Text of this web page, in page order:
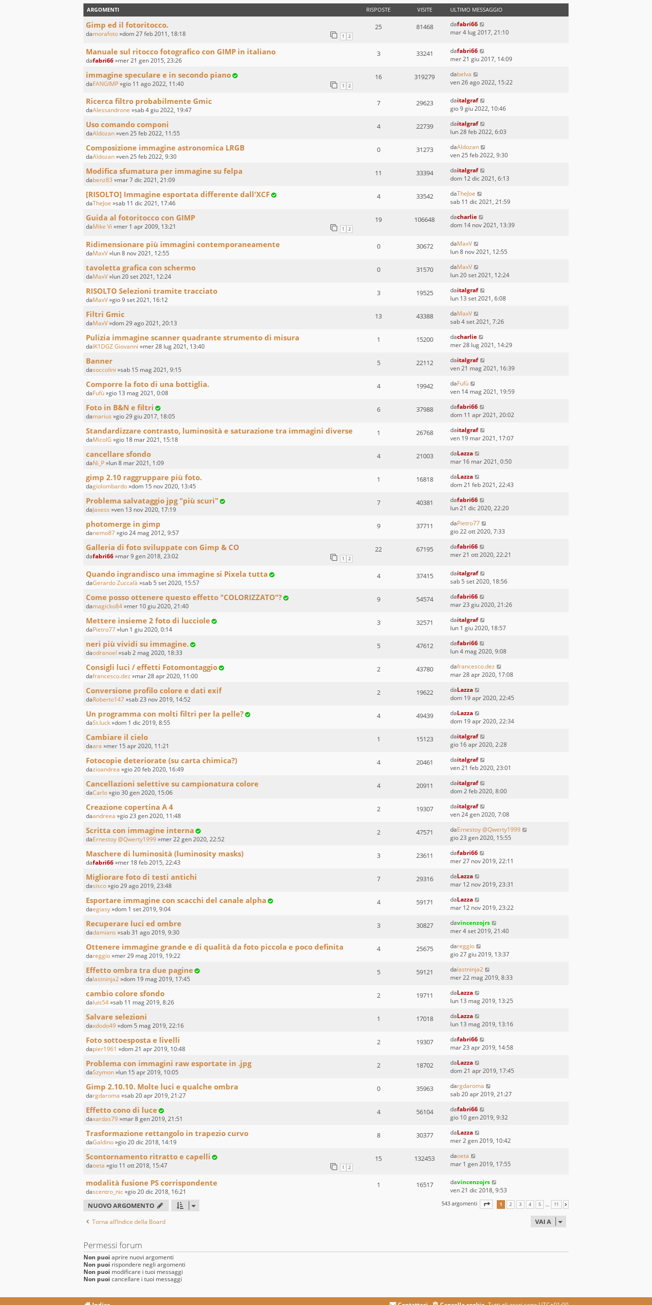
ARGOMENTI RISPOSTE VISITE ULTIMO MESSAGGIO
Gimp ed il fotoritocco.
damorafoto»dom 27 feb 2011, 18:18 1 2
25 81468 dafabri66
mar 4 lug 2017, 21:10
Manuale sul ritocco fotografico con GIMP in italiano
dafabri66»mer 21 gen 2015, 23:26
3 33241 dafabri66
mer 21 giu 2017, 14:09
immagine speculare e in secondo piano
daFANGIMP»gio 11 ago 2022, 11:40 1 2
16 319279 dabelva
ven 26 ago 2022, 15:22
Ricerca filtro probabilmente Gmic
daAlessandrone »sab 4 giu 2022, 19:47
7 29623 daitalgraf
gio 9 giu 2022, 10:46
Uso comando componi
daAldozan»ven 25 feb 2022, 11:55
4 22739 daitalgraf
lun 28 feb 2022, 6:03
Composizione immagine astronomica LRGB
daAldozan»ven 25 feb 2022, 9:30
0 31273 daAldozan
ven 25 feb 2022, 9:30
Modifica sfumatura per immagine su felpa
dabenz83 »mar 7 dic 2021, 21:09
11 33394 daitalgraf
dom 12 dic 2021, 6:13
[RISOLTO] Immagine esportata differente dall'XCF
daTheJoe »sab 11 dic 2021, 17:46
4 33542 daTheJoe
sab 11 dic 2021, 21:59
Guida al fotoritocco con GIMP
daMike Vi »mer 1 apr 2009, 13:21 1 2
19 106648 dacharlie
dom 14 nov 2021, 13:39
Ridimensionare più immagini contemporaneamente
daMaxV»lun 8 nov 2021, 12:55
0 30672 daMaxV
lun 8 nov 2021, 12:55
tavoletta grafica con schermo
daMaxV»lun 20 set 2021, 12:24
0 31570 daMaxV
lun 20 set 2021, 12:24
RISOLTO Selezioni tramite tracciato
daMaxV»gio 9 set 2021, 16:12
3 19525 daitalgraf
lun 13 set 2021, 6:08
Filtri Gmic
daMaxV»dom 29 ago 2021, 20:13
13 43388 daMaxV
sab 4 set 2021, 7:26
Pulizia immagine scanner quadrante strumento di misura
daIK1DGZ Giovanni »mer 28 lug 2021, 13:40
1 15200 dacharlie
mer 28 lug 2021, 14:29
Banner
dasoccolini »sab 15 mag 2021, 9:15
5 22112 daitalgraf
ven 21 mag 2021, 16:39
Comporre la foto di una bottiglia.
daFufù»gio 13 mag 2021, 0:08
4 19942 daFufù
ven 14 mag 2021, 19:59
Foto in B&N e filtri
damarius »gio 29 giu 2017, 18:05
6 37988 dafabri66
dom 11 apr 2021, 20:02
Standardizzare contrasto, luminosità e saturazione tra immagini diverse
daMicolG »gio 18 mar 2021, 15:18
1 26768 daitalgraf
ven 19 mar 2021, 17:07
cancellare sfondo
daNi_P»lun 8 mar 2021, 1:09
4 21003 daLazza
mar 16 mar 2021, 0:50
gimp 2.10 raggruppare più foto.
dagiolombardo»dom 15 nov 2020, 13:45
1 16818 daLazza
dom 21 feb 2021, 22:43
Problema salvataggio jpg "più scuri"
daJaxess »ven 13 nov 2020, 17:19
7 40381 dafabri66
lun 21 dic 2020, 22:20
photomerge in gimp
danemo87»gio 24 mag 2012, 9:57
9 37711 daPietro77
gio 22 ott 2020, 7:33
Galleria di foto sviluppate con Gimp & CO
dafabri66»mar 9 gen 2018, 23:02 1 2
22 67195 dafabri66
mer 21 ott 2020, 22:21
Quando ingrandisco una immagine si Pixela tutta
daGerardo Zuccalà »sab 5 set 2020, 15:57
4 37415 daitalgraf
sab 5 set 2020, 18:56
Come posso ottenere questo effetto "COLORIZZATO"?
damagicko84»mer 10 giu 2020, 21:40
9 54574 dafabri66
mar 23 giu 2020, 21:26
Mettere insieme 2 foto di lucciole
daPietro77»lun 1 giu 2020, 0:14
3 32571 daitalgraf
lun 1 giu 2020, 18:57
neri più vividi su immagine.
daodranoel »sab 2 mag 2020, 18:33
5 47612 dafabri66
lun 4 mag 2020, 9:08
Consigli luci / effetti Fotomontaggio
dafrancesco.dez »mar 28 apr 2020, 11:00
2 43780 dafrancesco.dez
mar 28 apr 2020, 17:08
Conversione profilo colore e dati exif
daRoberto147»sab 23 nov 2019, 14:52
2 19622 daLazza
dom 19 apr 2020, 22:45
Un programma con molti filtri per la pelle?
daSt.luck»dom 1 dic 2019, 8:55
4 49439 daLazza
dom 19 apr 2020, 22:34
Cambiare il cielo
daara »mer 15 apr 2020, 11:21
1 15123 daitalgraf
gio 16 apr 2020, 2:28
Fotocopie deteriorate (su carta chimica?)
dazioandrea »gio 20 feb 2020, 16:49
4 20461 daitalgraf
ven 21 feb 2020, 23:01
Cancellazioni selettive su campionatura colore
daCarlo»gio 30 gen 2020, 15:06
4 20911 daitalgraf
dom 2 feb 2020, 8:00
Creazione copertina A 4
daandreea »gio 23 gen 2020, 11:48
2 19307 daitalgraf
ven 24 gen 2020, 7:08
Scritta con immagine interna
daErnestoy @Qwerty1999»mer 22 gen 2020, 22:52
2 47571 daErnestoy @Qwerty1999
gio 23 gen 2020, 15:55
Maschere di luminosità (luminosity masks)
dafabri66»mer 18 feb 2015, 22:43
3 23611 dafabri66
mer 27 nov 2019, 22:11
Migliorare foto di testi antichi
dasisco»gio 29 ago 2019, 23:48
7 29316 daLazza
mar 12 nov 2019, 23:31
Esportare immagine con scacchi del canale alpha
daegiasy»dom 1 set 2019, 9:04
4 59171 daLazza
mar 12 nov 2019, 23:22
Recuperare luci ed ombre
dadamians »sab 31 ago 2019, 9:30
3 30827 davincenzojrs
mer 4 set 2019, 21:40
Ottenere immagine grande e di qualità da foto piccola e poco definita
dareggio»mer 29 mag 2019, 19:22
4 25675 dareggio
gio 27 giu 2019, 13:37
Effetto ombra tra due pagine
dalastninja2»dom 19 mag 2019, 17:45
5 59121 dalastninja2
mer 22 mag 2019, 8:33
cambio colore sfondo
daluis54»sab 11 mag 2019, 8:26
2 19711 daLazza
lun 13 mag 2019, 13:25
Salvare selezioni
daxdodo49»dom 5 mag 2019, 22:16
1 17018 daLazza
lun 13 mag 2019, 13:16
Foto sottoesposta e livelli
dapier1961 »dom 21 apr 2019, 10:48
2 19307 dafabri66
mar 23 apr 2019, 14:58
Problema con immagini raw esportate in .jpg
daSzymon»lun 15 apr 2019, 10:05
2 18702 daLazza
dom 21 apr 2019, 17:45
Gimp 2.10.10. Molte luci e qualche ombra
dargdaroma »sab 20 apr 2019, 21:27
0 35963 dargdaroma
sab 20 apr 2019, 21:27
Effetto cono di luce
daxardas79»mar 8 gen 2019, 21:51
4 56104 dafabri66
gio 10 gen 2019, 9:32
Trasformazione rettangolo in trapezio curvo
daGaldino»gio 20 dic 2018, 14:19
8 30377 daLazza
mer 2 gen 2019, 10:42
Scontornamento ritratto e capelli
daoeta »gio 11 ott 2018, 15:47 1 2
15 132453 daoeta
mar 1 gen 2019, 17:55
modalità fusione PS corrispondente
dascentro_nic»gio 20 dic 2018, 16:21
1 16517 davincenzojrs
ven 21 dic 2018, 9:53
NUOVO ARGOMENTO 543 argomenti PAGINA 1DI 11
1 2 3 4 5 … 11
Torna all’Indice della Board VAI A
Permessi forum
Non puoi aprire nuovi argomenti
Non puoi rispondere negli argomenti
Non puoi modificare i tuoi messaggi
Non puoi cancellare i tuoi messaggi